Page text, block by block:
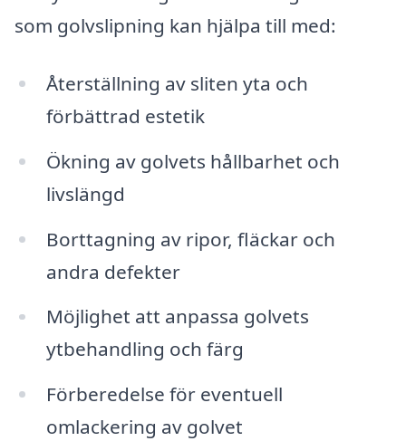
som golvslipning kan hjälpa till med:
Återställning av sliten yta och
förbättrad estetik
Ökning av golvets hållbarhet och
livslängd
Borttagning av ripor, fläckar och
andra defekter
Möjlighet att anpassa golvets
ytbehandling och färg
Förberedelse för eventuell
omlackering av golvet